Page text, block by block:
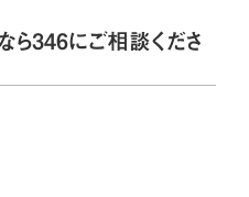
346にご相談くださ